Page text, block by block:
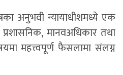
अनुभवी न्यायाधीशमध्ये एक
मानवअधिकार तथा
महत्त्वपूर्ण फैसलामा संलग्न